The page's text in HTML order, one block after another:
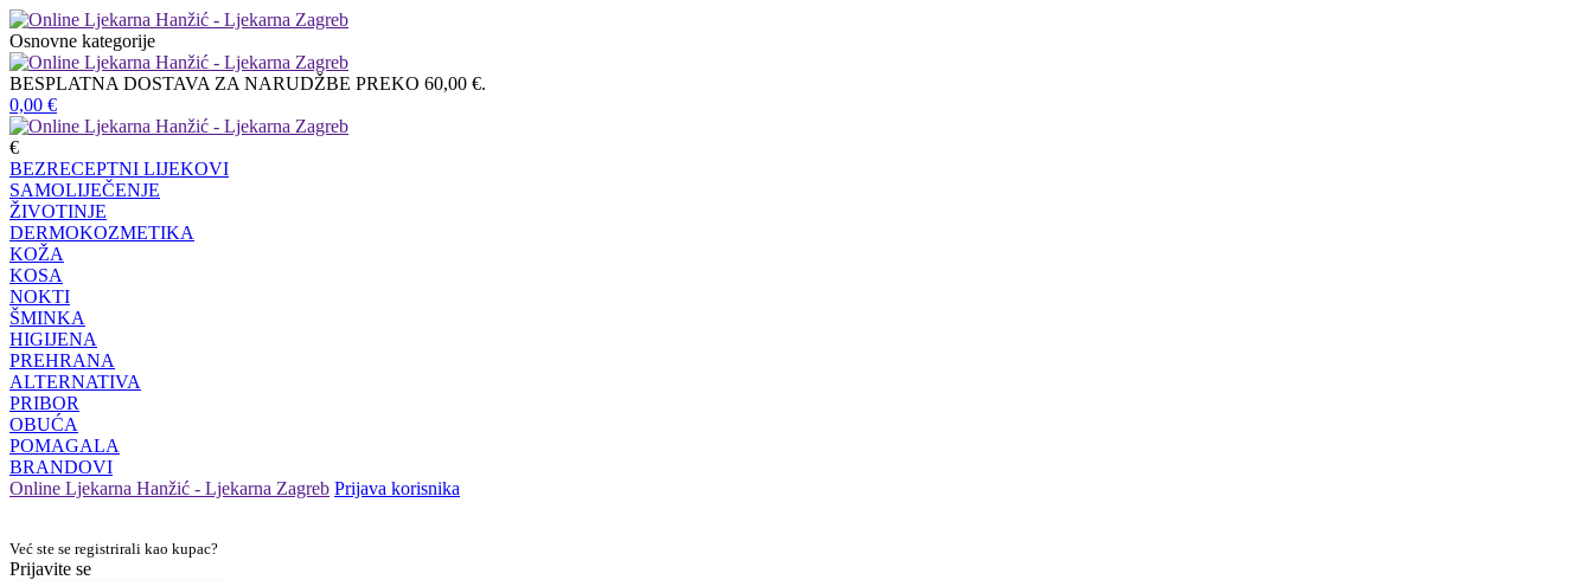
Osnovne kategorije
BESPLATNA DOSTAVA ZA NARUDŽBE PREKO 60,00 €.
0,00 €
€
BEZRECEPTNI LIJEKOVI
SAMOLIJEČENJE
ŽIVOTINJE
DERMOKOZMETIKA
KOŽA
KOSA
NOKTI
ŠMINKA
HIGIJENA
PREHRANA
ALTERNATIVA
PRIBOR
OBUĆA
POMAGALA
BRANDOVI
Online Ljekarna Hanžić - Ljekarna Zagreb Prijava korisnika
Već ste se registrirali kao kupac?
Prijavite se